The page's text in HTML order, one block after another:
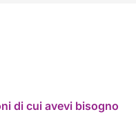
di cui avevi bisogno